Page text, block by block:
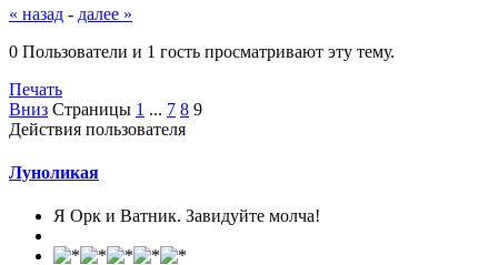
« назад - далее »
0 Пользователи и 1 гость просматривают эту тему.
Печать
Вниз Страницы 1 ... 7 8 9
Действия пользователя
Луноликая
Я Орк и Ватник. Завидуйте молча!